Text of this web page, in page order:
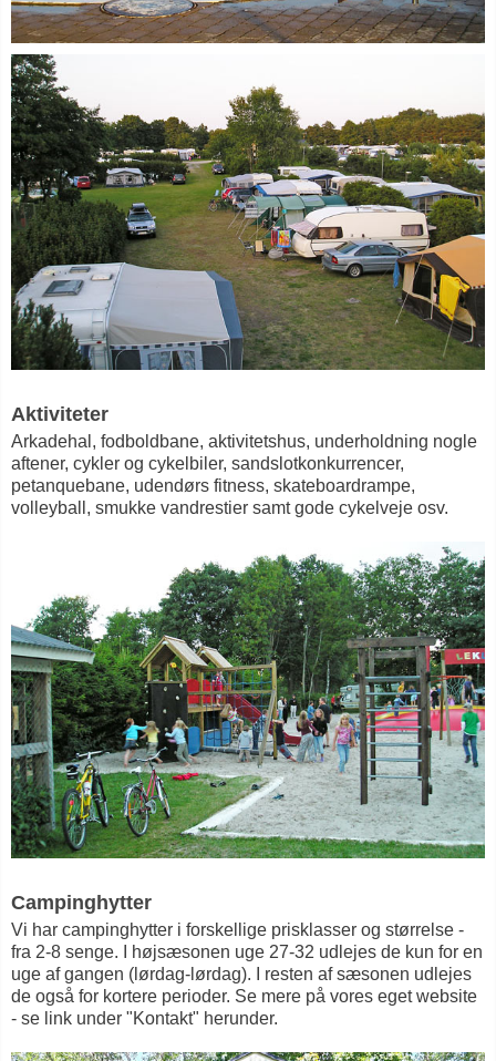
Aktiviteter
Arkadehal, fodboldbane, aktivitetshus, underholdning nogle
aftener, cykler og cykelbiler, sandslotkonkurrencer,
petanquebane, udendørs fitness, skateboardrampe,
volleyball, smukke vandrestier samt gode cykelveje osv.
Campinghytter
Vi har campinghytter i forskellige prisklasser og størrelse -
fra 2-8 senge. I højsæsonen uge 27-32 udlejes de kun for en
uge af gangen (lørdag-lørdag). I resten af sæsonen udlejes
de også for kortere perioder. Se mere på vores eget website
- se link under "Kontakt" herunder.